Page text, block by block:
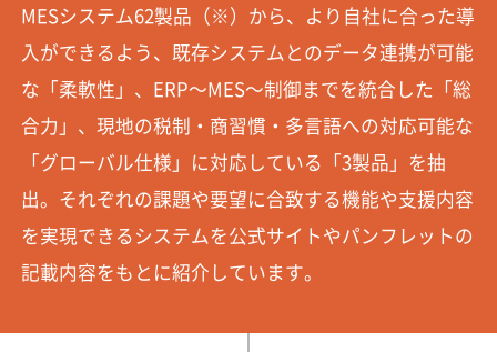
MESシステム62製品（※）から、より自社に合った導
入ができるよう、既存システムとのデータ連携が可能
な「柔軟性」、ERP～MES～制御までを統合した「総
合力」、現地の税制・商習慣・多言語への対応可能な
「グローバル仕様」に対応している「3製品」を抽
出。それぞれの課題や要望に合致する機能や支援内容
を実現できるシステムを公式サイトやパンフレットの
記載内容をもとに紹介しています。